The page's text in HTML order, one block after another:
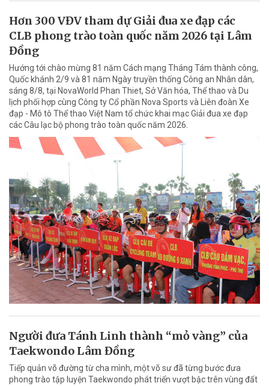
Hơn 300 VĐV tham dự Giải đua xe đạp các
CLB phong trào toàn quốc năm 2026 tại Lâm
Đồng
Hướng tới chào mừng 81 năm Cách mạng Tháng Tám thành công,
Quốc khánh 2/9 và 81 năm Ngày truyền thống Công an Nhân dân,
sáng 8/8, tại NovaWorld Phan Thiet, Sở Văn hóa, Thể thao và Du
lịch phối hợp cùng Công ty Cổ phần Nova Sports và Liên đoàn Xe
đạp - Mô tô Thể thao Việt Nam tổ chức khai mạc Giải đua xe đạp
các Câu lạc bộ phong trào toàn quốc năm 2026.
Người đưa Tánh Linh thành “mỏ vàng” của
Taekwondo Lâm Đồng
Tiếp quản võ đường từ cha mình, một võ sư đã từng bước đưa
phong trào tập luyện Taekwondo phát triển vượt bậc trên vùng đất